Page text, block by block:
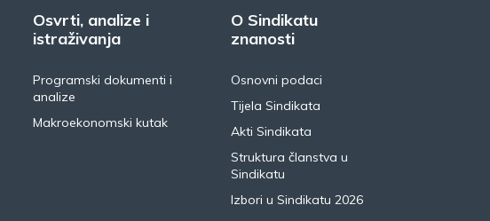
Osvrti, analize i
istraživanja
Programski dokumenti i
analize
Makroekonomski kutak
O Sindikatu
znanosti
Osnovni podaci
Tijela Sindikata
Akti Sindikata
Struktura članstva u
Sindikatu
Izbori u Sindikatu 2026